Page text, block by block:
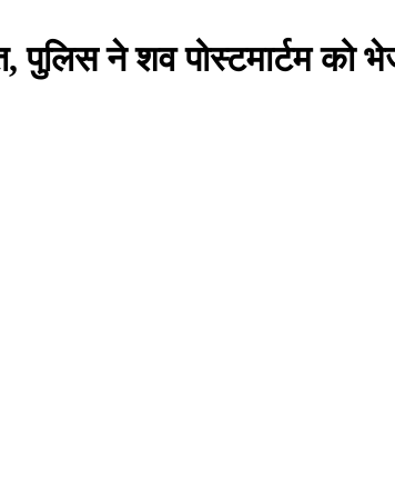
ने शव पोस्टमार्टम को